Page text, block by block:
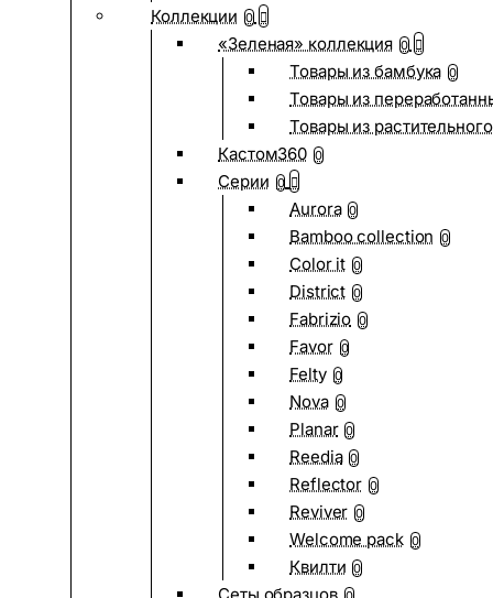
Коллекции 0
«Зеленая» коллекция 0
Товары из бамбука 0
Товары из
Товары из
Кастом360 0
Серии 0
Aurora 0
Bamboo collection 0
Color it 0
District 0
Fabrizio 0
Favor 0
Felty 0
Nova 0
Planar 0
Reedia 0
Reflector 0
Reviver 0
Welcome pack 0
Квилти 0